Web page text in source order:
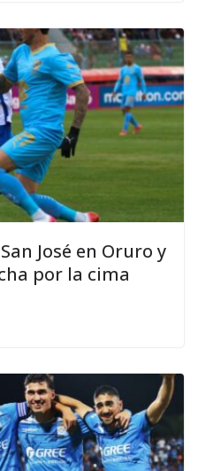
José en Oruro y
por la cima